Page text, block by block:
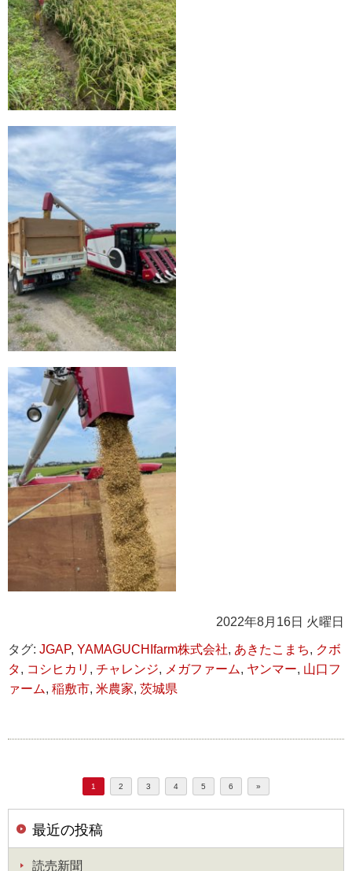
2022年8月16日 火曜日
タグ: JGAP, YAMAGUCHIfarm株式会社, あきたこまち, クボ
タ, コシヒカリ , チャレンジ, メガファーム, ヤンマー, 山口フ
ァーム, 稲敷市, 米農家, 茨城県
1 2 3 4 5 6 »
最近の投稿
読売新聞